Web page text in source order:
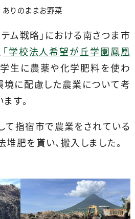
ありのままお野菜
ム戦略」における南さつま市
「学校法人希望が丘学園鳳凰
学生に農薬や化学肥料を使わ
境に配慮した農業について考
す。
指宿市で農業をされている
肥を貰い、搬入しました。